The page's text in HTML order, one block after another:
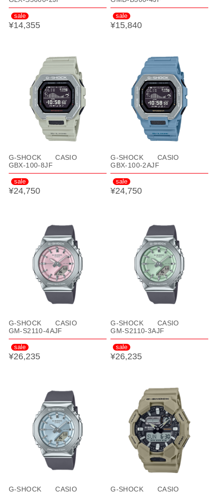
sale
¥14,355
sale
¥15,840
G-SHOCK CASIO
GBX-100-8JF
sale
¥24,750
G-SHOCK CASIO
GBX-100-2AJF
sale
¥24,750
G-SHOCK CASIO
GM-S2110-4AJF
sale
¥26,235
G-SHOCK CASIO
GM-S2110-3AJF
sale
¥26,235
G-SHOCK CASIO
G-SHOCK CASIO